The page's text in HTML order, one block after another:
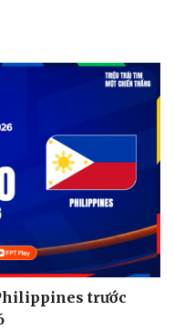
chuyện thời sự
truyện đêm khuya
trước